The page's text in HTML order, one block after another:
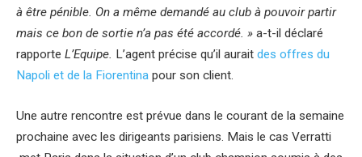
à être pénible. On a même demandé au club à pouvoir partir
mais ce bon de sortie n’a pas été accordé. » a-t-il déclaré
rapporte L’Equipe. L’agent précise qu’il aurait des offres du
Napoli et de la Fiorentina pour son client.
Une autre rencontre est prévue dans le courant de la semaine
prochaine avec les dirigeants parisiens. Mais le cas Verratti